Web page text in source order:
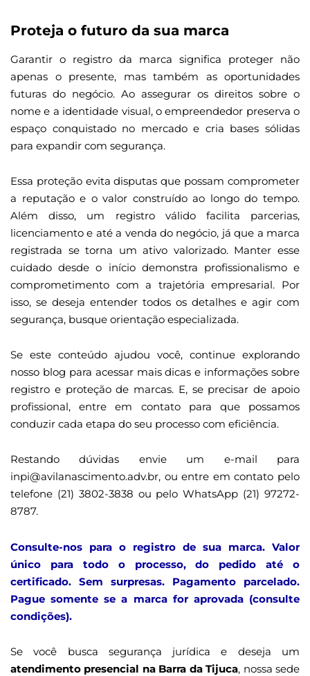
Proteja o futuro da sua marca
Garantir o registro da marca significa proteger não
apenas o presente, mas também as oportunidades
futuras do negócio. Ao assegurar os direitos sobre o
nome e a identidade visual, o empreendedor preserva o
espaço conquistado no mercado e cria bases sólidas
para expandir com segurança.
Essa proteção evita disputas que possam comprometer
a reputação e o valor construído ao longo do tempo.
Além disso, um registro válido facilita parcerias,
licenciamento e até a venda do negócio, já que a marca
registrada se torna um ativo valorizado. Manter esse
cuidado desde o início demonstra profissionalismo e
comprometimento com a trajetória empresarial. Por
isso, se deseja entender todos os detalhes e agir com
segurança, busque orientação especializada.
Se este conteúdo ajudou você, continue explorando
nosso blog para acessar mais dicas e informações sobre
registro e proteção de marcas. E, se precisar de apoio
profissional, entre em contato para que possamos
conduzir cada etapa do seu processo com eficiência.
Restando dúvidas envie um e-mail para
inpi@avilanascimento.adv.br, ou entre em contato pelo
telefone (21) 3802-3838 ou pelo WhatsApp (21) 97272-
8787.
Consulte-nos para o registro de sua marca. Valor
único para todo o processo, do pedido até o
certificado. Sem surpresas. Pagamento parcelado.
Pague somente se a marca for aprovada (consulte
condições).
Se você busca segurança jurídica e deseja um
atendimento presencial na Barra da Tijuca, nossa sede